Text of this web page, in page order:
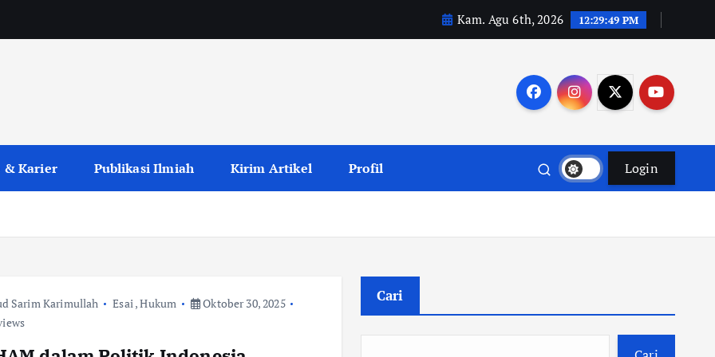
Kam. Agu 6th, 2026 12:29:50 PM
& Karier Publikasi Ilmiah Kirim Artikel Profil Login
Sarim Karimullah Esai,Hukum
Oktober 30, 2025
Cari